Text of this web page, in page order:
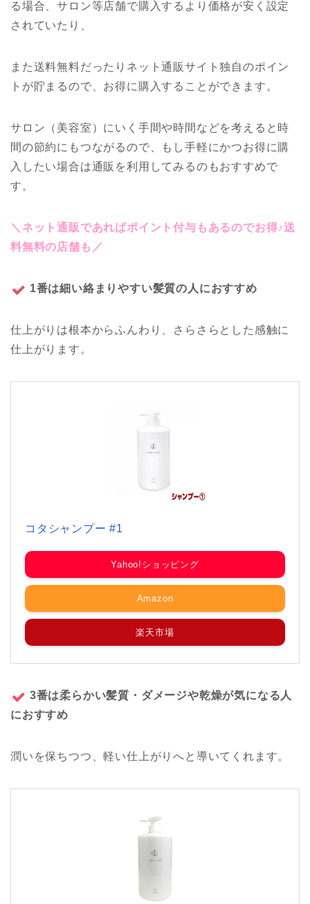
る場合、サロン等店舗で購入するより価格が安く設定
されていたり、
また送料無料だったりネット通販サイト独自のポイン
トが貯まるので、お得に購入することができます。
サロン（美容室）にいく手間や時間などを考えると時
間の節約にもつながるので、もし手軽にかつお得に購
入したい場合は通販を利用してみるのもおすすめで
す。
＼ネット通販であればポイント付与もあるのでお得♪送
料無料の店舗も／
1番は細い絡まりやすい髪質の人におすすめ
仕上がりは根本からふんわり、さらさらとした感触に
仕上がります。
コタシャンプー #1
Yahoo!ショッピング
Amazon
楽天市場
3番は柔らかい髪質・ダメージや乾燥が気になる人
におすすめ
潤いを保ちつつ、軽い仕上がりへと導いてくれます。